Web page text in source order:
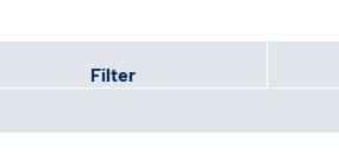
Filter